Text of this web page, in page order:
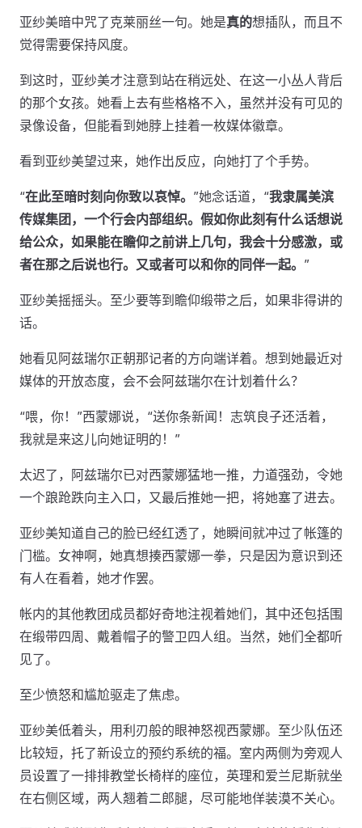
亚纱美暗中咒了克莱丽丝一句。她是真的想插队，而且不
觉得需要保持风度。
到这时，亚纱美才注意到站在稍远处、在这一小丛人背后
的那个女孩。她看上去有些格格不入，虽然并没有可见的
录像设备，但能看到她脖上挂着一枚媒体徽章。
看到亚纱美望过来，她作出反应，向她打了个手势。
“在此至暗时刻向你致以哀悼。 ”她念话道，“我隶属美滨
传媒集团，一个行会内部组织。假如你此刻有什么话想说
给公众，如果能在瞻仰之前讲上几句，我会十分感激，或
者在那之后说也行。又或者可以和你的同伴一起。 ”
亚纱美摇摇头。至少要等到瞻仰缎带之后，如果非得讲的
话。
她看见阿兹瑞尔正朝那记者的方向端详着。想到她最近对
媒体的开放态度，会不会阿兹瑞尔在计划着什么？
“喂，你！”西蒙娜说，“送你条新闻！志筑良子还活着，
我就是来这儿向她证明的！”
太迟了，阿兹瑞尔已对西蒙娜猛地一推，力道强劲，令她
一个踉跄跌向主入口，又最后推她一把，将她塞了进去。
亚纱美知道自己的脸已经红透了，她瞬间就冲过了帐篷的
门槛。女神啊，她真想揍西蒙娜一拳，只是因为意识到还
有人在看着，她才作罢。
帐内的其他教团成员都好奇地注视着她们，其中还包括围
在缎带四周、戴着帽子的警卫四人组。当然，她们全都听
见了。
至少愤怒和尴尬驱走了焦虑。
亚纱美低着头，用利刃般的眼神怒视西蒙娜。至少队伍还
比较短，托了新设立的预约系统的福。室内两侧为旁观人
员设置了一排排教堂长椅样的座位，英理和爱兰尼斯就坐
在右侧区域，两人翘着二郎腿，尽可能地佯装漠不关心。